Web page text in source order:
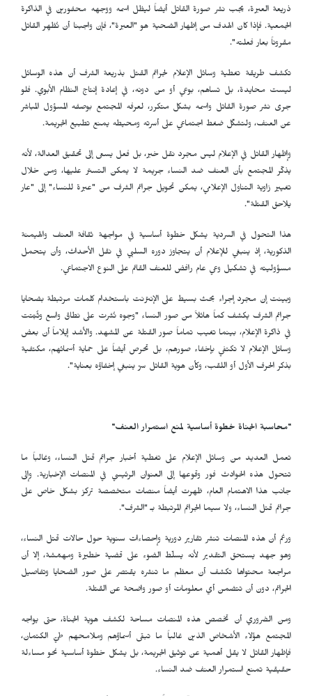
ذريعة العبرة، يجب نشر صورة القاتل أيضاً ليظل اسمه ووجهه محفورين في الذاكرة
الجمعية. فإذا كان الهدف من إظهار الضحية هو "العبرة"، فإن واجبنا أن نُظهِر القاتل
مقروناً بعار فعلته".
تكشف طريقة تغطية وسائل الإعلام لجرائم القتل بذريعة الشرف أن هذه الوسائل
ليست محايدة، بل تساهم، بوعي أو من دونه، في إعادة إنتاج النظام الأبوي. فلو
جرى نشر صورة القاتل واسمه بشكل متكرر، لعرفه المجتمع بوصفه المسؤول المباشر
عن العنف، ولتشكّل ضغط اجتماعي على أسرته ومحيطه يمنع تطبيع الجريمة.
وإظهار القاتل في الإعلام ليس مجرد نقل خبر، بل فعل يسعى إلى تحقيق العدالة، لأنه
يذكّر المجتمع بأن العنف ضد النساء جريمة لا يمكن التستر عليها، ومن خلال
تغيير زاوية التناول الإعلامي، يمكن تحويل جرائم الشرف من "عبرة للنساء" إلى "عار
يلاحق القتلة".
هذا التحول في السردية يشكل خطوة أساسية في مواجهة ثقافة العنف والهيمنة
الذكورية، إذ ينبغي للإعلام أن يتجاوز دوره السلبي في نقل الأحداث، وأن يتحمل
مسؤوليته في تشكيل وعي عام رافض للعنف القائم على النوع الاجتماعي.
وبينت إن مجرد إجراء بحث بسيط على الإنترنت باستخدام كلمات مرتبطة بضحايا
جرائم الشرف يكشف كماً هائلاً من صور النساء "وجوه نُشرت على نطاق واسع وثُبّتت
في ذاكرة الإعلام، بينما تغيب تماماً صور القتلة عن المشهد. والأشد إيلاماً أن بعض
وسائل الإعلام لا تكتفي بإخفاء صورهم، بل تحرص أيضاً على حماية أسمائهم، مكتفية
بذكر الحرف الأول أو اللقب، وكأن هوية القاتل سرّ ينبغي إخفاؤه بعناية".
"محاسبة الجناة خطوة أساسية لمنع استمرار العنف"
تعمل العديد من وسائل الإعلام على تغطية أخبار جرائم قتل النساء، وغالباً ما
تتحول هذه الحوادث فور وقوعها إلى العنوان الرئيسي في المنصات الإخبارية. وإلى
جانب هذا الاهتمام العام، ظهرت أيضاً منصات متخصصة تركز بشكل خاص على
جرائم قتل النساء، ولا سيما الجرائم المرتبطة بـ "الشرف".
ورغم أن هذه المنصات تنشر تقارير دورية وإحصاءات سنوية حول حالات قتل النساء،
وهو جهد يستحق التقدير لأنه يسلّط الضوء على قضية خطيرة ومهمّشة، إلا أن
مراجعة محتواها تكشف أن معظم ما تنشره يقتصر على صور الضحايا وتفاصيل
الجرائم، دون أن تتضمن أي معلومات أو صور واضحة عن القتلة.
ومن الضروري أن تخصص هذه المنصات مساحة لكشف هوية الجناة، حتى يواجه
المجتمع هؤلاء الأشخاص الذين غالباً ما تبقى أسماؤهم وملامحهم طيّ الكتمان،
فإظهار القاتل لا يقل أهمية عن توثيق الجريمة، بل يشكل خطوة أساسية نحو مساءلة
حقيقية تمنع استمرار العنف ضد النساء.